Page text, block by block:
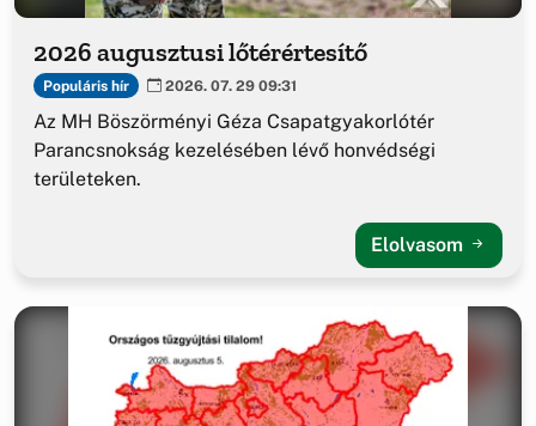
2026 augusztusi lőtérértesítő
Populáris hír 2026. 07. 29 09:31
Az MH Böszörményi Géza Csapatgyakorlótér
Parancsnokság kezelésében lévő honvédségi
területeken.
Elolvasom